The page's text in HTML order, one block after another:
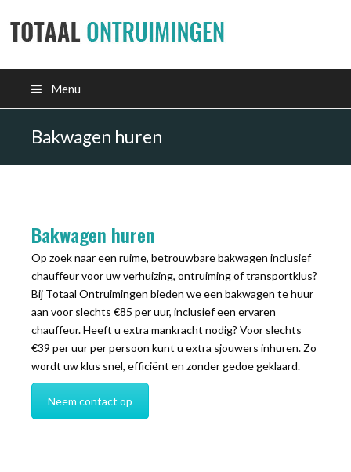
Menu
Bakwagen huren
Bakwagen huren
Op zoek naar een ruime, betrouwbare bakwagen inclusief
chauffeur voor uw verhuizing, ontruiming of transportklus?
Bij Totaal Ontruimingen bieden we een bakwagen te huur
aan voor slechts €85 per uur, inclusief een ervaren
chauffeur. Heeft u extra mankracht nodig? Voor slechts
€39 per uur per persoon kunt u extra sjouwers inhuren. Zo
wordt uw klus snel, efficiënt en zonder gedoe geklaard.
Neem contact op